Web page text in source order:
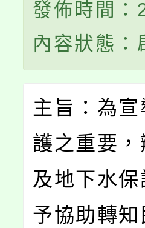
發佈時間
內容狀態：
主旨：為
護之重要
及地下水
予協助轉